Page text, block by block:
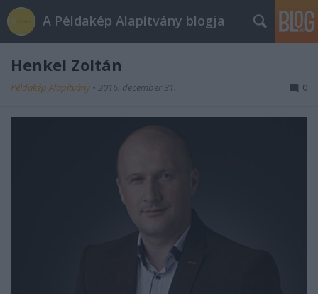
A Példakép Alapítvány blogja
Henkel Zoltán
Példakép Alapítvány • 2016. december 31. 0